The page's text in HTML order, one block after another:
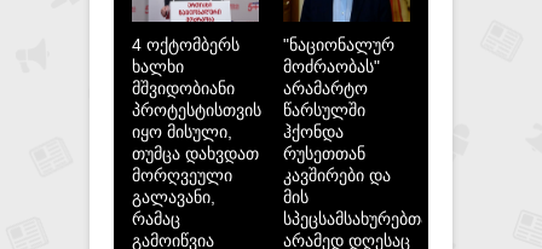
4 ოქტომბერს
ხალხი
მშვიდობიანი
პროტესტისთვის
იყო მისული,
თუმცა დახვდათ
მორღვეული
გალავანი,
რამაც
გამოიწვია
"ნაციონალურ
მოძრაობას"
არამარტო
წარსულში
ჰქონდა
რუსეთთან
კავშირები და
მის
სპეცსამსახურებთან,
არამედ დღესაც